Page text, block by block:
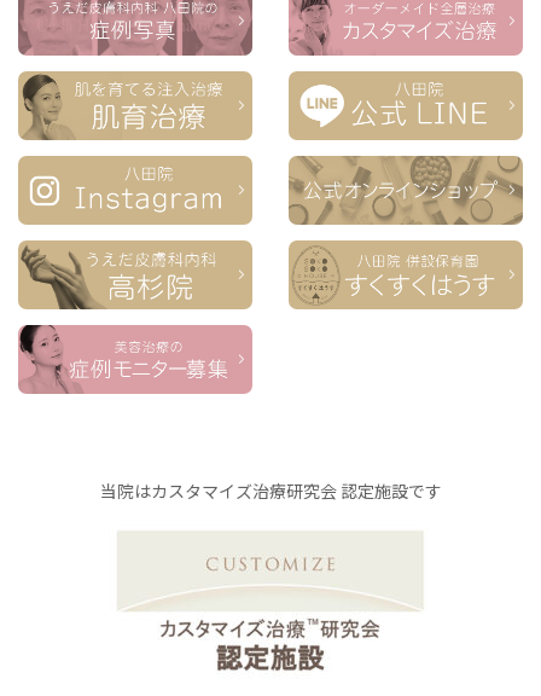
当院はカスタマイズ治療研究会 認定施設です